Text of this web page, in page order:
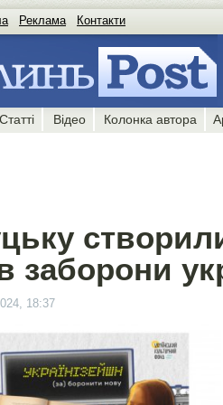
Реклама Контакти
Статті Відео Колонка автора
заборони
18:37